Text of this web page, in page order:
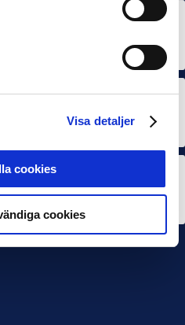
Visa detaljer
cookies
cookies
Tränare i juni